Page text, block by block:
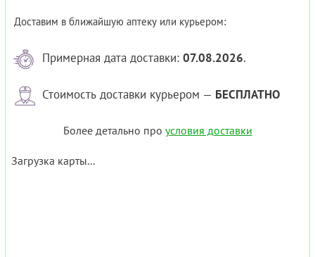
Доставим в ближайшую аптеку или курьером:
Примерная дата доставки: 07.08.2026.
Стоимость доставки курьером — БЕСПЛАТНО
Более детально про условия доставки
Загрузка карты...